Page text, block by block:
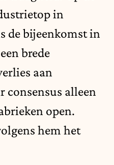
in
de bijeenkomst in
brede
aan
alleen
open.
hem het